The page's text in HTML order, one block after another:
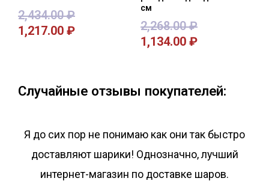
2,434.00₽
1,217.00 ₽
см
2,268.00₽
1,134.00 ₽
Случайные отзывы покупателей:
Я до сих пор не понимаю как они так быстро
доставляют шарики! Однозначно, лучший
интернет-магазин по доставке шаров.